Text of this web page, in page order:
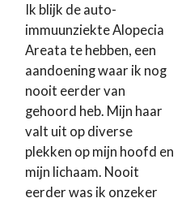
Ik blijk de auto-
immuunziekte Alopecia
Areata te hebben, een
aandoening waar ik nog
nooit eerder van
gehoord heb. Mijn haar
valt uit op diverse
plekken op mijn hoofd en
mijn lichaam. Nooit
eerder was ik onzeker